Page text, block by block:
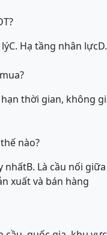
C. Hạ tầng nhân lực
thời gian, không
nào?
nhấtB. Là cầu nối
xuất và bán hàng